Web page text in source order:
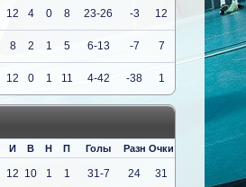
12 4 0 8 23-26 -3 12
8 2 1 5 6-13 -7 7
12 0 1 11 4-42 -38 1
И В Н П Голы Разн Очки
12 10 1 1 31-7 24 31